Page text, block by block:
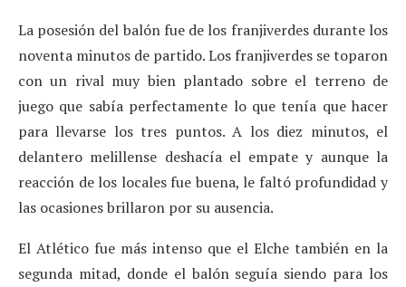
La posesión del balón fue de los franjiverdes durante los
noventa minutos de partido. Los franjiverdes se toparon
con un rival muy bien plantado sobre el terreno de
juego que sabía perfectamente lo que tenía que hacer
para llevarse los tres puntos. A los diez minutos, el
delantero melillense deshacía el empate y aunque la
reacción de los locales fue buena, le faltó profundidad y
las ocasiones brillaron por su ausencia.
El Atlético fue más intenso que el Elche también en la
segunda mitad, donde el balón seguía siendo para los